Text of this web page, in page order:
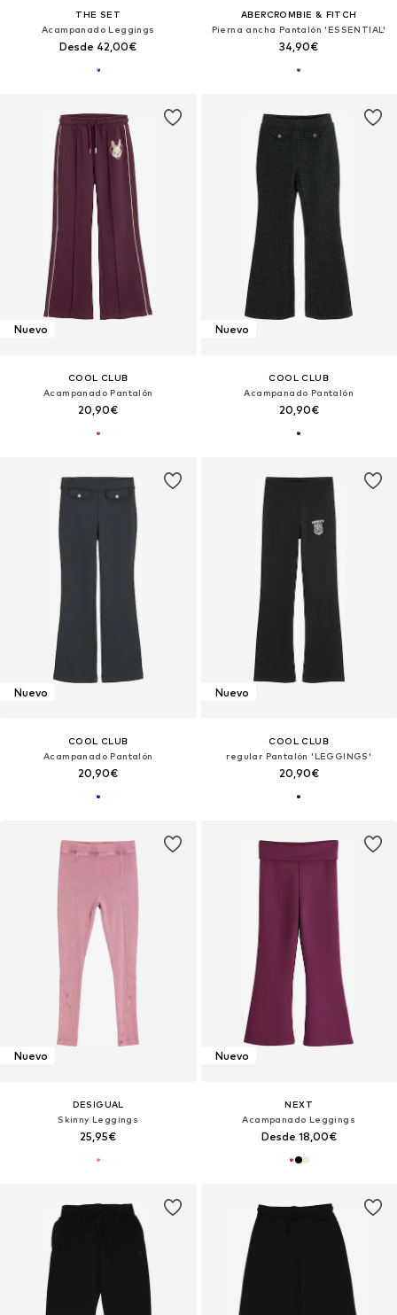
THE SET
Acampanado Leggings
Desde 42,00€
ABERCROMBIE & FITCH
Pierna ancha Pantalón 'ESSENTIAL'
34,90€
Nuevo
COOL CLUB
Acampanado Pantalón
20,90€
Nuevo
COOL CLUB
Acampanado Pantalón
20,90€
Nuevo
COOL CLUB
Acampanado Pantalón
20,90€
Nuevo
COOL CLUB
regular Pantalón 'LEGGINGS'
20,90€
Nuevo
DESIGUAL
Skinny Leggings
25,95€
Nuevo
NEXT
Acampanado Leggings
Desde 18,00€